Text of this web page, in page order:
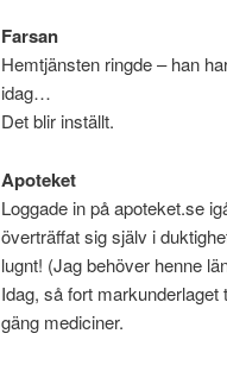
Farsan
Hemtjänsten ringde – han
idag…
Det blir inställt.
Apoteket
Loggade in på apoteket.se
överträffat sig själv i
lugnt! (Jag behöver henne
Idag, så fort
gäng mediciner.